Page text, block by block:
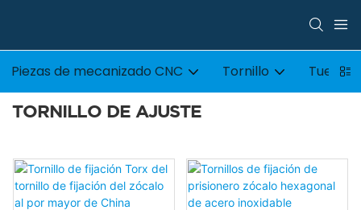
Piezas de mecanizado CNC Tornillo Tuerca
TORNILLO DE AJUSTE